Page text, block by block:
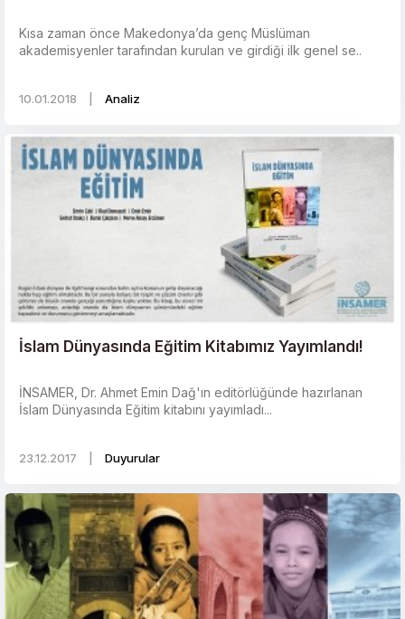
Kısa zaman önce Makedonya’da genç Müslüman
akademisyenler tarafından kurulan ve girdiği ilk genel se..
10.01.2018 Analiz
İslam Dünyasında Eğitim Kitabımız Yayımlandı!
İNSAMER, Dr. Ahmet Emin Dağ'ın editörlüğünde hazırlanan
İslam Dünyasında Eğitim kitabını yayımladı...
23.12.2017 Duyurular